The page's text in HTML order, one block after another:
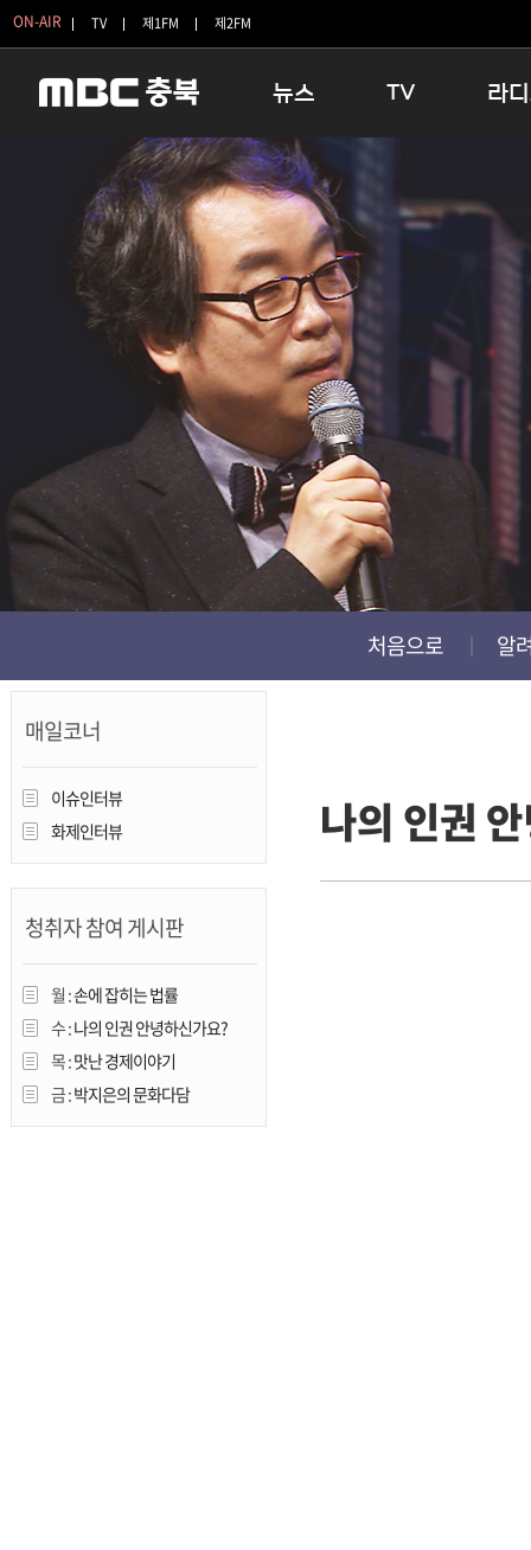
ON-AIR TV 제1FM 제2FM
뉴스
충청북도
충청북도 교육청
청주
충주
괴산
단양
보은
영동
옥천
음성
제천
증평
진천
TV
인생내컷
전국시대
시청자 FLEX
특집프로그램
종영프로그램
라
처음으로 알
매일코너
이슈인터뷰
화제인터뷰
청취자 참여 게시판
월 :손에 잡히는 법률
수 :나의 인권 안녕하신가요?
목 :맛난 경제이야기
금 :박지은의 문화다담
나의 인권